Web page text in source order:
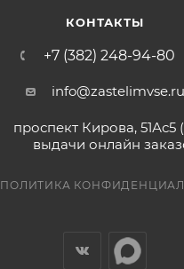
КОНТАКТЫ
+7 (382) 248-94-80
info@zastelimvse.ru
проспект Кирова, 51Ас5
выдачи онлайн
ПОЛИТИКА